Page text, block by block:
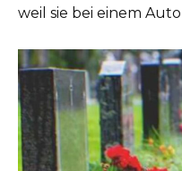
weil sie bei einem